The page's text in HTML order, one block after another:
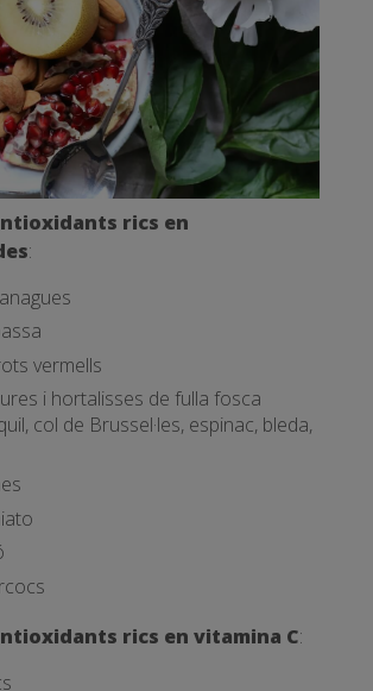
rics en
:
vermells
i hortalisses de fulla fosca
col de Brussel·les, espinac, bleda,
rics en vitamina C: